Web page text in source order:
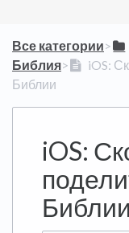
Все категории​>​
Библия​>​
iOS:
Библии
iOS:
Библии